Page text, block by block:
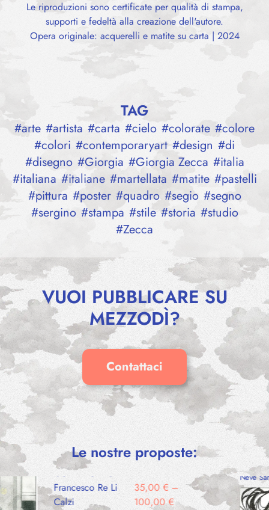
Le riproduzioni sono certificate per qualità di stampa,
supporti e fedeltà alla creazione dell'autore.
Opera originale: acquerelli e matite su carta | 2024
TAG
#arte #artista #carta #cielo #colorate #colore
#colori #contemporaryart #design #di
#disegno #Giorgia #Giorgia Zecca #italia
#italiana #italiane #martellata #matite #pastelli
#pittura #poster #quadro #segio #segno
#sergino #stampa #stile #storia #studio
#Zecca
VUOI PUBBLICARE SU
MEZZODÌ?
Contattaci
Le nostre proposte:
COMPROMISE
Francesco Re Li
Calzi
35,00€–
100,00€
VENTI
Neve
50,00